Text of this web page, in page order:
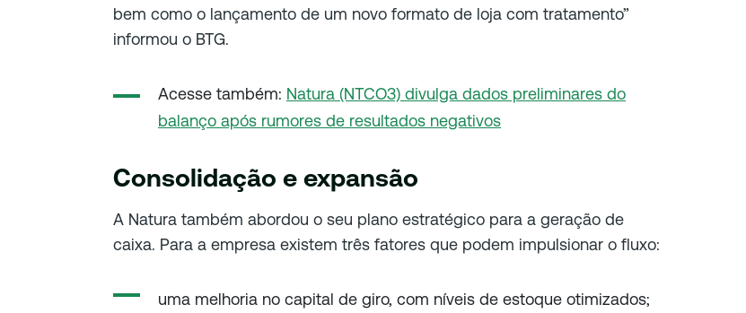
bem como o lançamento de um novo formato de loja com tratamento”
informou o BTG.
Acesse também: Natura (NTCO3) divulga dados preliminares do
balanço após rumores de resultados negativos
Consolidação e expansão
A Natura também abordou o seu plano estratégico para a geração de
caixa. Para a empresa existem três fatores que podem impulsionar o fluxo:
uma melhoria no capital de giro, com níveis de estoque otimizados;